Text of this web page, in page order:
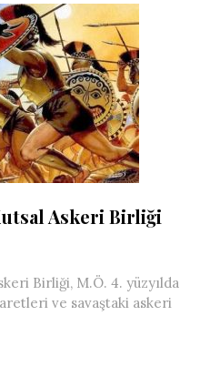
Askeri Birliği
Birliği, M.Ö. 4. yüzyılda
ve savaştaki askeri